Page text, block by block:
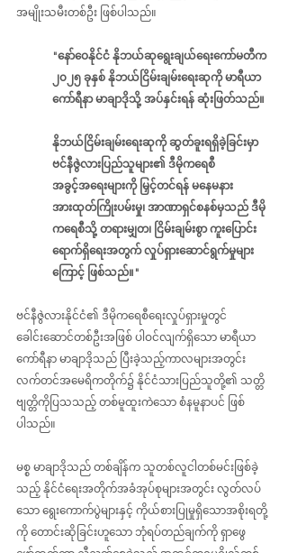
အမျိုးသမီးတစ်ဦး ဖြစ်ပါသည်။
"နော်ဝေနိုင်ငံ နိုဘယ်ဆုရွေးချယ်ရေးကော်မတီက
၂၀၂၅ ခုနှစ် နိုဘယ်ငြိမ်းချမ်းရေးဆုကို မာရီယာ
ကော်ရီနာ မာချာဒိုသို့ အပ်နှင်းရန် ဆုံးဖြတ်သည်။
နိုဘယ်ငြိမ်းချမ်းရေးဆုကို ဆွတ်ခူးရရှိခဲ့ခြင်းမှာ
ဗင်နီဇွဲလားပြည်သူများ၏ ဒီမိုကရေစီ
အခွင့်အရေးများကို မြှင့်တင်ရန် မနေမနား
အားထုတ်ကြိုးပမ်းမှု၊ အာဏာရှင်စနစ်မှသည် ဒီမို
ကရေစီသို့ တရားမျှတ၊ ငြိမ်းချမ်းစွာ ကူးပြောင်း
ရောက်ရှိရေးအတွက် လှုပ်ရှားဆောင်ရွက်မှုများ
ကြောင့် ဖြစ်သည်။"
ဗင်နီဇွဲလားနိုင်ငံ၏ ဒီမိုကရေစီရေးလှုပ်ရှားမှုတွင်
ခေါင်းဆောင်တစ်ဦးအဖြစ် ပါဝင်လျက်ရှိသော မာရီယာ
ကော်ရီနာ မာချာဒိုသည် ပြီးခဲ့သည့်ကာလများအတွင်း
လက်တင်အမေရိကတိုက်၌ နိုင်ငံသားပြည်သူတို့၏ သတ္တိ
ဗျတ္တိကိုပြသသည့် တစ်မူထူးကဲသော စံနမူနာပင် ဖြစ်
ပါသည်။
မစ္စ မာချာဒိုသည် တစ်ချိန်က သူတစ်လူငါတစ်မင်းဖြစ်ခဲ့
သည့် နိုင်ငံ‌ရေးအတိုက်အခံအုပ်စုများအတွင်း လွတ်လပ်
သော ရွေးကောက်ပွဲများနှင့် ကိုယ်စားပြုမှုရှိသောအစိုးရတို့
ကို တောင်းဆိုခြင်းဟူသော ဘုံရပ်တည်ချက်ကို ရှာဖွေ